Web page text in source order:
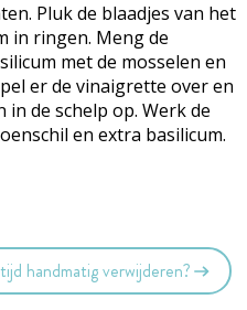
Pluk de blaadjes van het
in ringen. Meng de
met de mosselen en
er de vinaigrette over en
in de schelp op. Werk de
en extra basilicum.
handmatig verwijderen?